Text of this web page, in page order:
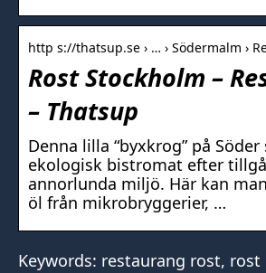
http s://thatsup.se › … › Södermalm ›
Rost Stockholm –
– Thatsup
Denna lilla “byxkrog” på Söder
ekologisk bistromat efter
annorlunda miljö. Här kan
öl från mikrobryggerier, …
Keywords: restaurang rost,